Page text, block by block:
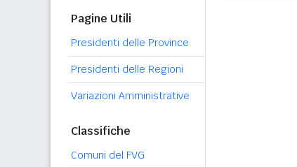
Pagine Utili
Presidenti delle Province
Presidenti delle Regioni
Variazioni Amministrative
Classifiche
Comuni del FVG